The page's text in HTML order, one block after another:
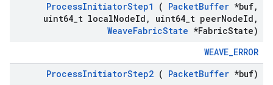
ProcessInitiatorStep1 ( PacketBuffer *buf,
uint64 t localNodeId , uint64 t peerNodeId ,
WeaveFabricState *FabricState)
WEAVE_ERROR
ProcessInitiatorStep2 ( PacketBuffer *buf)